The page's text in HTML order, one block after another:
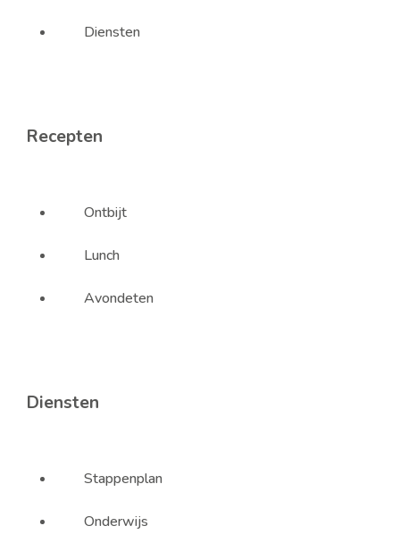
Diensten
Recepten
Ontbijt
Lunch
Avondeten
Diensten
Stappenplan
Onderwijs